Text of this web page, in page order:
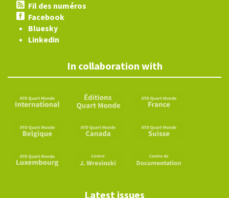
Fil des numéros
Facebook
Bluesky
Linkedin
In collaboration with
Latest issues